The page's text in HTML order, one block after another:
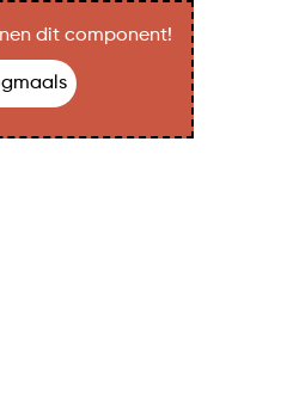
dit component!